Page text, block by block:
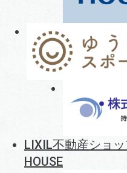
LIXIL不動産ショ
HOUSE